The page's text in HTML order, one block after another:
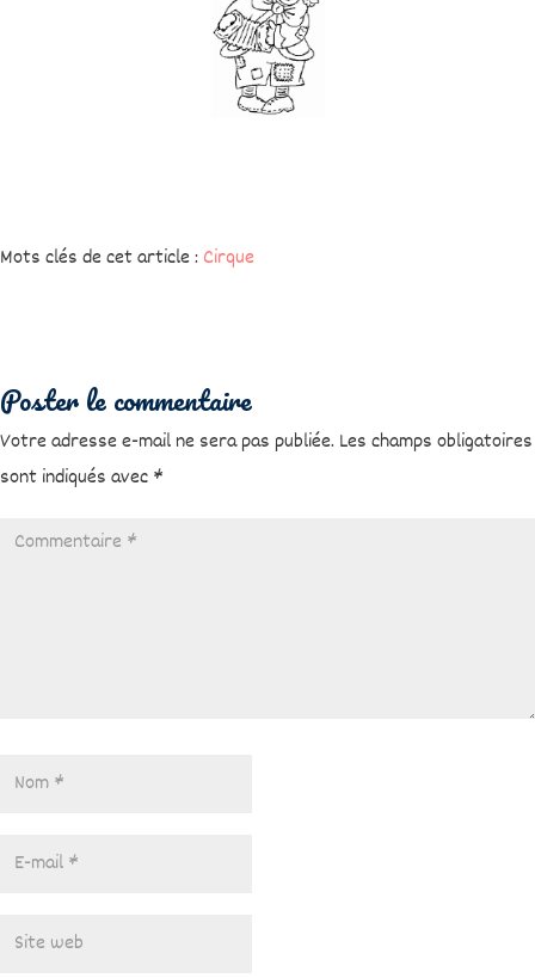
Mots clés de cet article : Cirque
Poster le commentaire
Votre adresse e-mail ne sera pas publiée. Les champs obligatoires
sont indiqués avec *